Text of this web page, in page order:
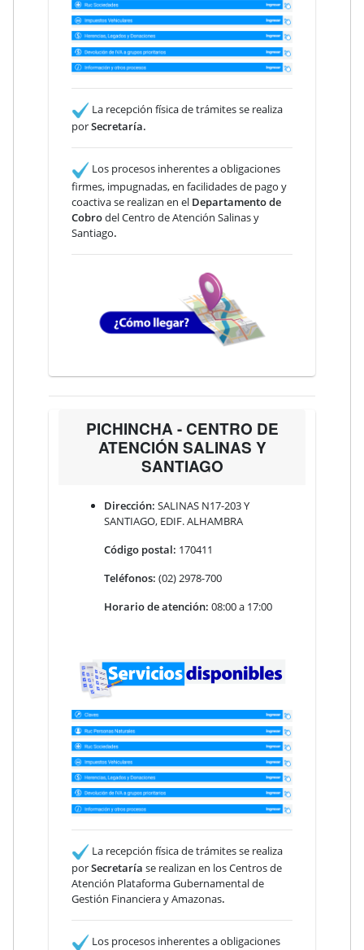
La recepción física de trámites se realiza
porSecretaría.
Los procesos inherentes a obligaciones
firmes, impugnadas, en facilidades de pago y
coactiva se realizan en el Departamento de
Cobrodel Centro de Atención Salinas y
Santiago.
PICHINCHA - CENTRO DE
ATENCIÓN SALINAS Y
SANTIAGO
Dirección: SALINAS N17-203 Y
SANTIAGO, EDIF. ALHAMBRA
Código postal: 170411
Teléfonos: (02) 2978-700
Horario de atención: 08:00 a 17:00
La recepción física de trámites se realiza
porSecretaría se realizan en los Centros de
Atención Plataforma Gubernamental de
Gestión Financiera y Amazonas.
Los procesos inherentes a obligaciones